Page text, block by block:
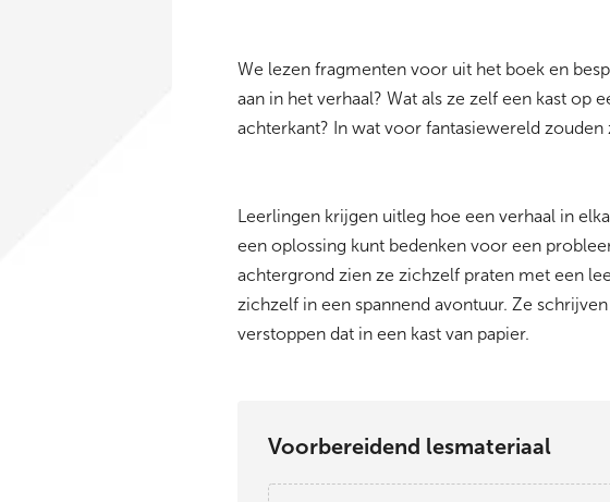
We lezen fragmenten voor uit het boek en
aan in het verhaal? Wat als ze zelf een kast op
achterkant? In wat voor fantasiewereld
Leerlingen krijgen uitleg hoe een verhaal in
een oplossing kunt bedenken voor een
achtergrond zien ze zichzelf praten met een
zichzelf in een spannend avontuur. Ze
verstoppen dat in een kast van papier.
Voorbereidend lesmateriaal